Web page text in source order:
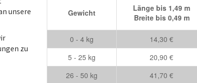
unsere
zu
Gewicht
Länge bis 1,49 m
Breite bis 0,49 m
0 - 4 kg 14,30 €
5 - 25 kg
20,90 €
26 - 50 kg
41,70 €